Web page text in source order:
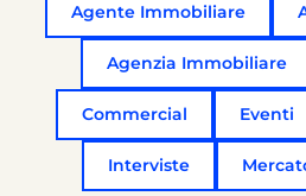
Agente Immobiliare
Agenzia Immobiliare
Commercial Eventi
Interviste